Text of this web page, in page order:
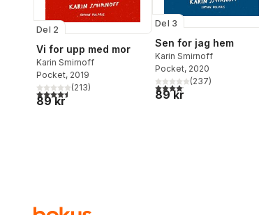
Del 2
Vi for upp med mor
Karin Smirnoff
Pocket, 2019
4,5utav 5 stjärnor. Totalt antal röster:
(213)
89 kr
Del 3
Sen for jag hem
Karin Smirnoff
Pocket, 2020
4,1utav 5 stjärnor. Totalt
(237)
89 kr